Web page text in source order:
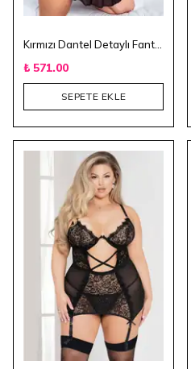
₺ 571.00
SEPETE EKLE